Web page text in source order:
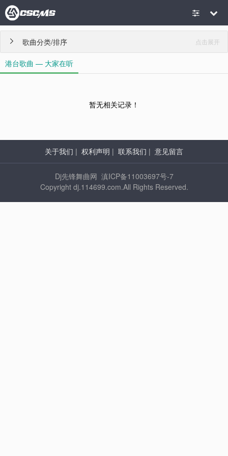
歌曲分类/排序 点击展开

港台歌曲 — 大家在听
暂无相关记录！
关于我们 | 权利声明 | 联系我们 | 意见留言
Dj先锋舞曲网 滇ICP备11003697号-7
Copyright dj.114699.com.All Rights Reserved.